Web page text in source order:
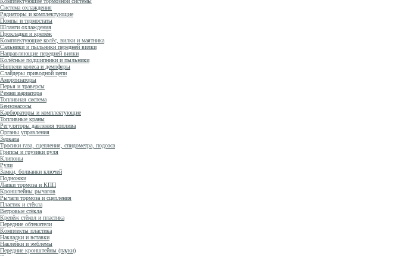
Система охлаждения
Радиаторы и комплектующие
Помпы и термостаты
Шланги охлаждения
Прокладки и крепёж
Комплектующие колёс, вилки и маятника
Сальники и пыльники передней вилки
Направляющие передней вилки
Колёсные подшипники и пыльники
Ниппели колеса и демпферы
Слайдеры приводной цепи
Амортизаторы
Перья и траверсы
Ремни вариатора
Топливная система
Бензонасосы
Карбюраторы и комплектующие
Топливные краны
Регуляторы давления топлива
Органы управления
Зеркала
Тросики газа, сцепления, спидометра, подсоса
Грипсы и грузики руля
Клипоны
Рули
Замки, болванки ключей
Подножки
Лапки тормоза и КПП
Кронштейны рычагов
Рычаги тормоза и сцепления
Пластик и стёкла
Ветровые стёкла
Крепёж стёкол и пластика
Передние обтекатели
Комплекты пластика
Накладки и вставки
Наклейки и эмблемы
Передние кронштейны (пауки)